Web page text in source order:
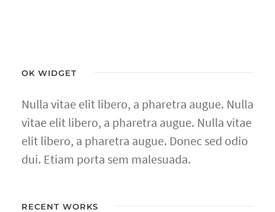
OK WIDGET
Nulla vitae elit libero, a pharetra augue. Nulla
vitae elit libero, a pharetra augue. Nulla vitae
elit libero, a pharetra augue. Donec sed odio
dui. Etiam porta sem malesuada.
RECENT WORKS